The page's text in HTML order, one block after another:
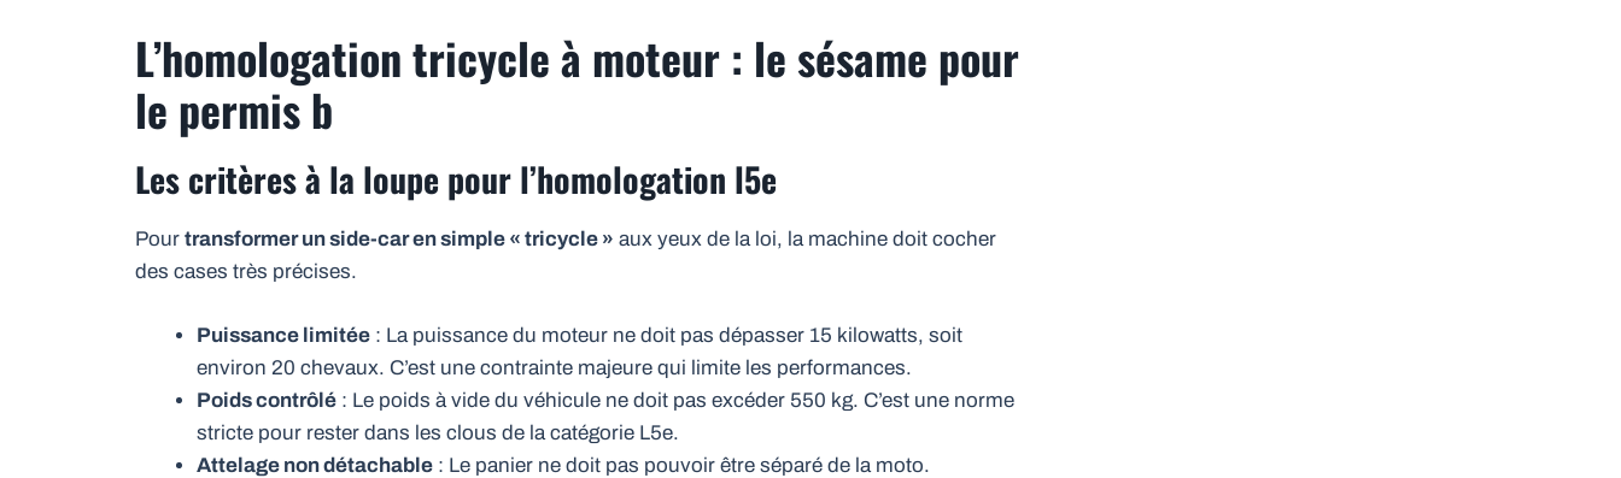
L’homologation tricycle à moteur : le sésame pour
le permis b
Les critères à la loupe pour l’homologation l5e
Pour transformer un side-car en simple « tricycle » aux yeux de la loi, la machine doit cocher
des cases très précises.
Puissance limitée : La puissance du moteur ne doit pas dépasser 15 kilowatts, soit
environ 20 chevaux. C’est une contrainte majeure qui limite les performances.
Poids contrôlé : Le poids à vide du véhicule ne doit pas excéder 550 kg. C’est une norme
stricte pour rester dans les clous de la catégorie L5e.
Attelage non détachable : Le panier ne doit pas pouvoir être séparé de la moto.